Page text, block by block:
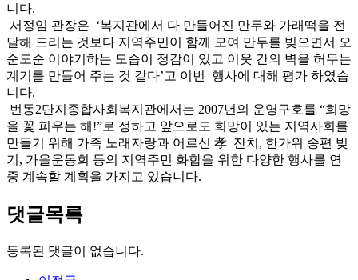
니다.
서정임 관장은 ‘복지관에서 다 만들어진 만두와 가래떡을 전
달해 드리는 것보다 지역주민이 함께 모여 만두를 빚으면서 오
순도순 이야기하는 모습이 정감이 있고 이웃 간의 벽을 허무는
계기를 만들어 주는 것 같다’고 이번 행사에 대해 평가 하였습
니다.
번동2단지종합사회복지관에서는 2007년의 운영구호를 “희망
을 꽃 피우는 해!”로 정하고 앞으로도 희망이 있는 지역사회를
만들기 위해 가족 노래자랑과 어르신 孝 잔치, 한가위 송편 빚
기, 가을운동회 등의 지역주민 화합을 위한 다양한 행사를 연
중 계속할 계획을 가지고 있습니다.
댓글목록
등록된 댓글이 없습니다.